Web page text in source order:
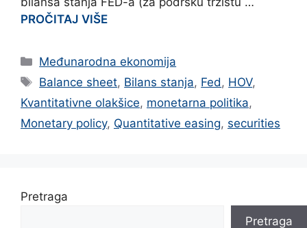
PROČITAJ VIŠE
Categories
Međunarodna ekonomija
Tags
Balance sheet, Bilans stanja, Fed , HOV,
Kvantitativne olakšice, monetarna politika,
Monetary policy, Quantitative easing, securities
Pretraga
Pretraga